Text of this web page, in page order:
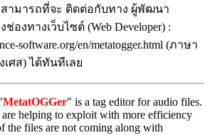
ามารถที่จะ ติดต่อกับทาง ผู้พัฒนา
องทางเว็บไซต์ (Web Developer) :
software.org/en/metatogger.html (ภาษา
ศส) ได้ทันทีเลย
MetatOGGer" is a tag editor for audio files.
are helping to exploit with more efficiency
the files are not coming along with